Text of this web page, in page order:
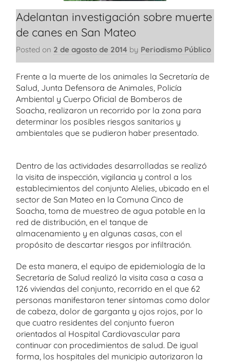
Adelantan investigación sobre muerte
de canes en San Mateo
Posted on 2 de agosto de 2014 by Periodismo Público
Frente a la muerte de los animales la Secretaría de
Salud, Junta Defensora de Animales, Policía
Ambiental y Cuerpo Oficial de Bomberos de
Soacha, realizaron un recorrido por la zona para
determinar los posibles riesgos sanitarios y
ambientales que se pudieron haber presentado.
Dentro de las actividades desarrolladas se realizó
la visita de inspección, vigilancia y control a los
establecimientos del conjunto Alelies, ubicado en el
sector de San Mateo en la Comuna Cinco de
Soacha, toma de muestreo de agua potable en la
red de distribución, en el tanque de
almacenamiento y en algunas casas, con el
propósito de descartar riesgos por infiltración.
De esta manera, el equipo de epidemiología de la
Secretaría de Salud realizó la visita casa a casa a
126 viviendas del conjunto, recorrido en el que 62
personas manifestaron tener síntomas como dolor
de cabeza, dolor de garganta y ojos rojos, por lo
que cuatro residentes del conjunto fueron
orientados al Hospital Cardiovascular para
continuar con procedimientos de salud. De igual
forma, los hospitales del municipio autorizaron la